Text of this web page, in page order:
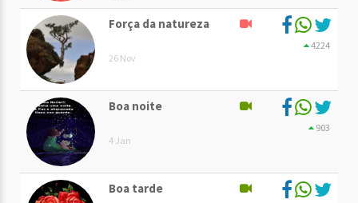
Força da natureza
26 Nov
4224
Boa noite
4 Jan
903
Boa tarde